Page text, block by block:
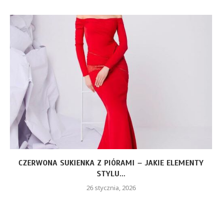
CZERWONA SUKIENKA Z PIÓRAMI – JAKIE ELEMENTY
STYLU...
26 stycznia, 2026